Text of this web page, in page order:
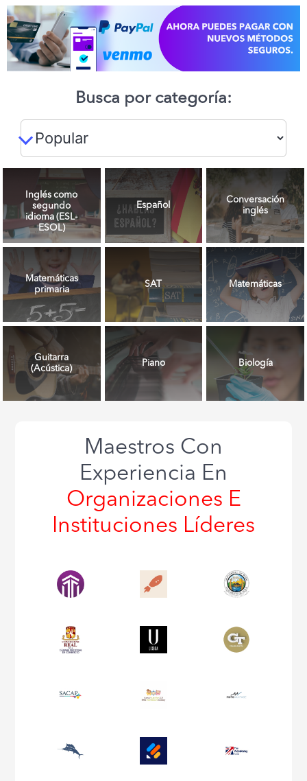
Busca por categoría:
Inglés como
segundo
idioma (ESL-
ESOL)
Español
Conversación
inglés
Matemáticas
primaria
SAT Matemáticas
Guitarra
(Acústica)
Piano Biología
Maestros Con
Experiencia En
Organizaciones E
Instituciones Líderes